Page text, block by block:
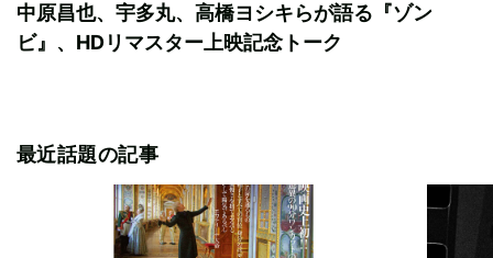
中原昌也、宇多丸、高橋ヨシキらが語る『ゾン
ビ』、HDリマスター上映記念トーク
最近話題の記事